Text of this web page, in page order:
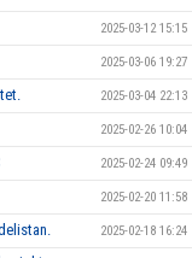
2025-03-12 15:15
2025-03-06 19:27
2025-03-04 22:13
2025-02-26 10:04
2025-02-24 09:49
2025-02-20 11:58
2025-02-18 16:24